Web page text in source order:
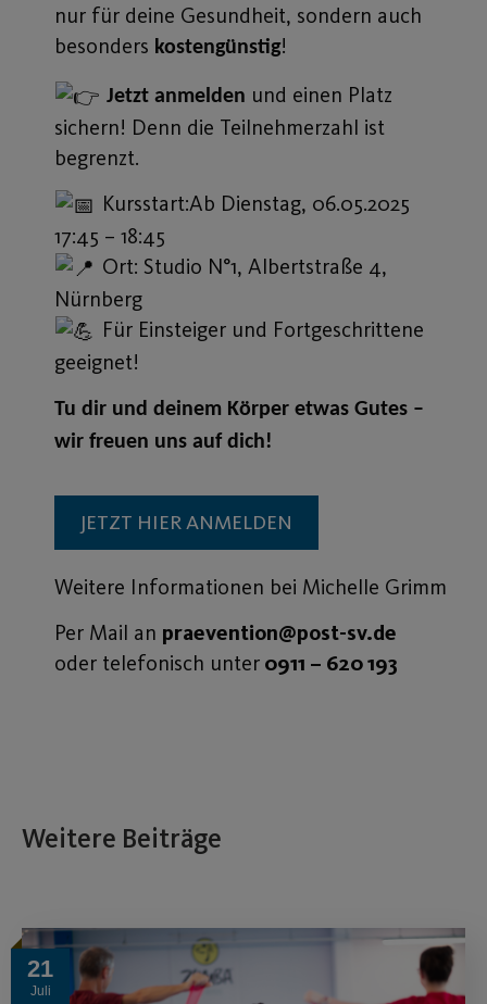
nur für deine Gesundheit, sondern auch
besonders kostengünstig!
Jetzt anmelden und einen Platz
sichern! Denn die Teilnehmerzahl ist
begrenzt.
Kursstart:Ab Dienstag, 06.05.2025
17:45 – 18:45
Ort: Studio N°1, Albertstraße 4,
Nürnberg
Für Einsteiger und Fortgeschrittene
geeignet!
Tu dir und deinem Körper etwas Gutes –
wir freuen uns auf dich!
JETZT HIER ANMELDEN
Weitere Informationen bei Michelle Grimm
Per Mail an praevention@post-sv.de
oder telefonisch unter 0911 – 620 193
Weitere Beiträge
21
Juli